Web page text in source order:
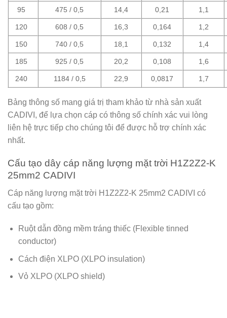
95 475 / 0,5 14,4 0,21 1,1
120 608 / 0,5 16,3 0,164 1,2
150 740 / 0,5 18,1 0,132 1,4
185 925 / 0,5 20,2 0,108 1,6
240 1184 / 0,5 22,9 0,0817 1,7
Bảng thông số mang giá trị tham khảo từ nhà sản xuất
CADIVI, để lựa chọn cáp có thông số chính xác vui lòng
liên hệ trực tiếp cho chúng tôi để được hỗ trợ chính xác
nhất.
Cấu tạo dây cáp năng lượng mặt trời H1Z2Z2-K
25mm2 CADIVI
Cáp năng lượng mặt trời H1Z2Z2-K 25mm2 CADIVI có
cấu tạo gồm:
Ruột dẫn đồng mềm tráng thiếc (Flexible tinned
conductor)
Cách điện XLPO (XLPO insulation)
Vỏ XLPO (XLPO shield)